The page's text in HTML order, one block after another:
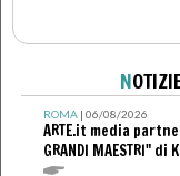
N
ROMA| 06/08/2026
ARTE.it media
GRANDI MAESTRI" di